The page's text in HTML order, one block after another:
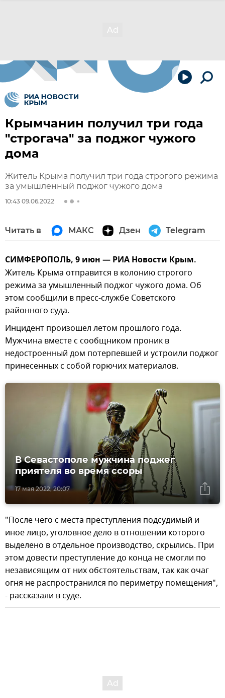
Крымчанин получил три года
"строгача" за поджог чужого
дома
Житель Крыма получил три года строгого режима
за умышленный поджог чужого дома
10:43 09.06.2022
Читать в МАКС Дзен Telegram
СИМФЕРОПОЛЬ, 9 июн — РИА Новости Крым.
Житель Крыма отправится в колонию строгого
режима за умышленный поджог чужого дома. Об
этом сообщили в пресс-службе Советского
районного суда.
Инцидент произошел летом прошлого года.
Мужчина вместе с сообщником проник в
недостроенный дом потерпевшей и устроили поджог
принесенных с собой горючих материалов.
17 мая 2022, 20:07
В Севастополе мужчина поджег
приятеля во время ссоры
"После чего с места преступления подсудимый и
иное лицо, уголовное дело в отношении которого
выделено в отдельное производство, скрылись. При
этом довести преступление до конца не смогли по
независящим от них обстоятельствам, так как очаг
огня не распространился по периметру помещения",
- рассказали в суде.